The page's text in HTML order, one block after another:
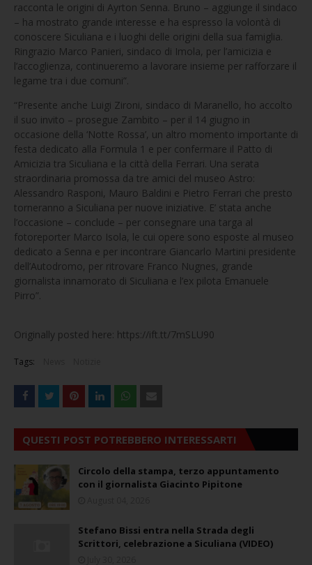
racconta le origini di Ayrton Senna. Bruno – aggiunge il sindaco
– ha mostrato grande interesse e ha espresso la volontà di
conoscere Siculiana e i luoghi delle origini della sua famiglia.
Ringrazio Marco Panieri, sindaco di Imola, per l’amicizia e
l’accoglienza, continueremo a lavorare insieme per rafforzare il
legame tra i due comuni”.
“Presente anche Luigi Zironi, sindaco di Maranello, ho accolto
il suo invito – prosegue Zambito – per il 14 giugno in
occasione della ‘Notte Rossa’, un altro momento importante di
festa dedicato alla Formula 1 e per confermare il Patto di
Amicizia tra Siculiana e la città della Ferrari. Una serata
straordinaria promossa da tre amici del museo Astro:
Alessandro Rasponi, Mauro Baldini e Pietro Ferrari che presto
torneranno a Siculiana per nuove iniziative. E’ stata anche
l’occasione – conclude – per consegnare una targa al
fotoreporter Marco Isola, le cui opere sono esposte al museo
dedicato a Senna e per incontrare Giancarlo Martini presidente
dell’Autodromo, per ritrovare Franco Nugnes, grande
giornalista innamorato di Siculiana e l’ex pilota Emanuele
Pirro”.
Originally posted here: https://ift.tt/7mSLU90
Tags:
QUESTI POST POTREBBERO INTERESSARTI
Circolo della stampa, terzo appuntamento
con il giornalista Giacinto Pipitone
Stefano Bissi entra nella Strada degli
Scrittori, celebrazione a Siculiana (VIDEO)